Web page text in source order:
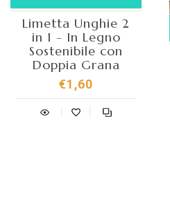
Limetta Unghie 2
in 1 - In Legno
Sostenibile con
Doppia Grana
€1,60